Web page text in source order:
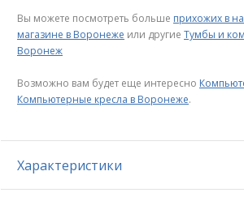
Вы можете посмотреть больше прихожих в
магазине в Воронеже или другие Тумбы и
Воронеж
Возможно вам будет еще интересно
Компьютерные кресла в Воронеже.
Характеристики